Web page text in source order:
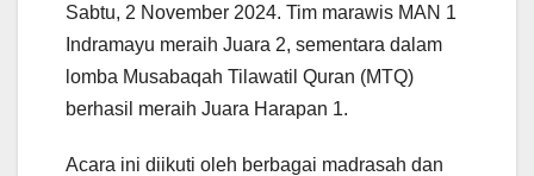
Sabtu, 2 November 2024. Tim marawis MAN 1
Indramayu meraih Juara 2, sementara dalam
lomba Musabaqah Tilawatil Quran (MTQ)
berhasil meraih Juara Harapan 1.
Acara ini diikuti oleh berbagai madrasah dan